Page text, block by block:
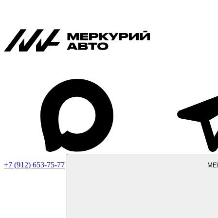
+7 (912) 653-75-77